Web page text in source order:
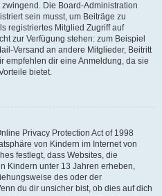
Die Board-Administration
sein musst, um Beiträge zu
registriertes Mitglied Zugriff auf
zur Verfügung stehen: zum Beispiel
Versand an andere Mitglieder, Beitritt
empfehlen dir eine Anmeldung, da sie
bietet.
Privacy Protection Act of 1998
von Kindern im Internet von
festlegt, dass Websites, die
Kindern unter 13 Jahren erheben,
des oder der
du dir unsicher bist, ob dies auf dich